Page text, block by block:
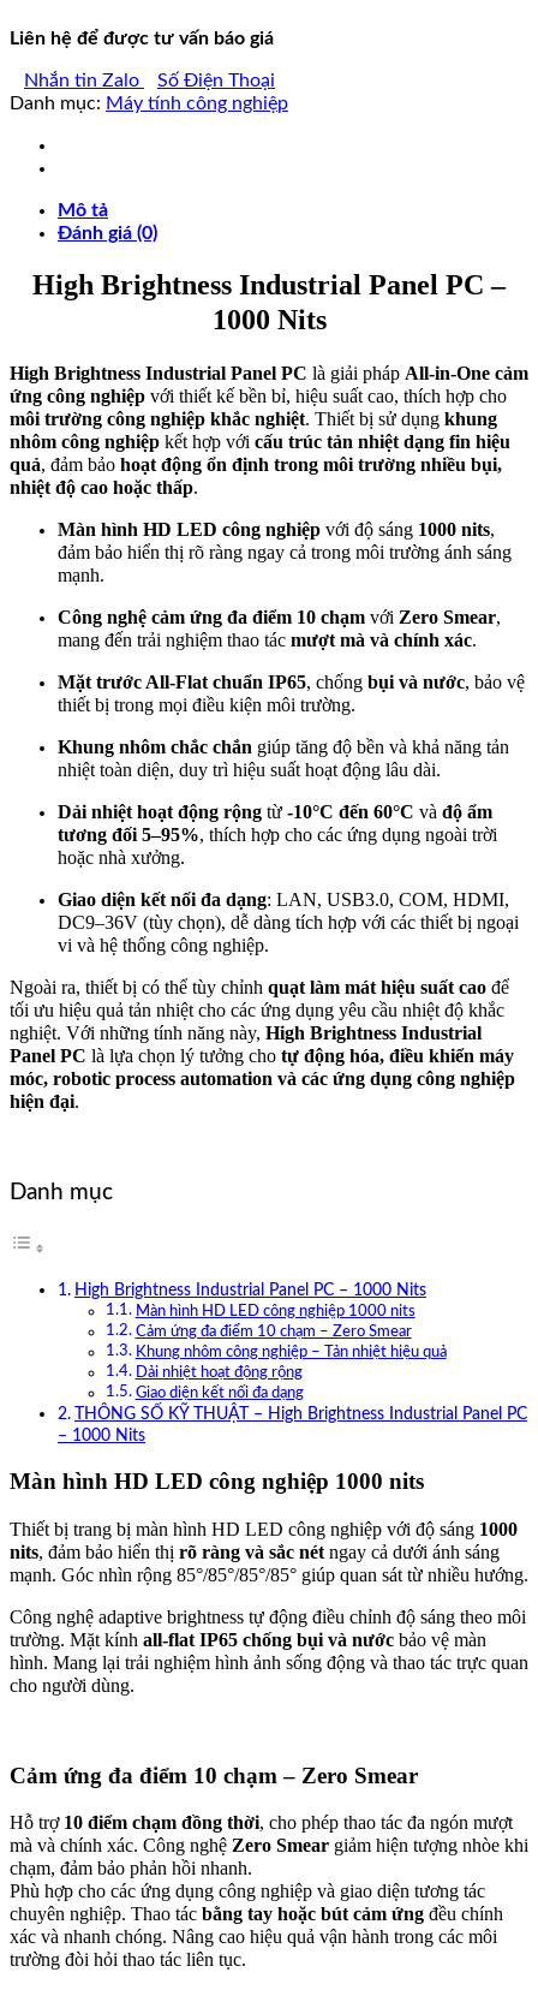
Liên hệ để được tư vấn báo giá
Nhắn tin Zalo
Số Điện Thoại
Danh mục: Máy tính công nghiệp
Mô tả
Đánh giá (0)
High Brightness Industrial Panel PC –
1000 Nits
High Brightness Industrial Panel PC là giải pháp All-in-One cảm
ứng công nghiệp với thiết kế bền bỉ, hiệu suất cao, thích hợp cho
môi trường công nghiệp khắc nghiệt. Thiết bị sử dụng khung
nhôm công nghiệp kết hợp với cấu trúc tản nhiệt dạng fin hiệu
quả, đảm bảo hoạt động ổn định trong môi trường nhiều bụi,
nhiệt độ cao hoặc thấp.
Màn hình HD LED công nghiệp với độ sáng 1000 nits,
đảm bảo hiển thị rõ ràng ngay cả trong môi trường ánh sáng
mạnh.
Công nghệ cảm ứng đa điểm 10 chạm với Zero Smear,
mang đến trải nghiệm thao tác mượt mà và chính xác.
Mặt trước All-Flat chuẩn IP65, chống bụi và nước, bảo vệ
thiết bị trong mọi điều kiện môi trường.
Khung nhôm chắc chắn giúp tăng độ bền và khả năng tản
nhiệt toàn diện, duy trì hiệu suất hoạt động lâu dài.
Dải nhiệt hoạt động rộng từ -10°C đến 60°C và độ ẩm
tương đối 5–95%, thích hợp cho các ứng dụng ngoài trời
hoặc nhà xưởng.
Giao diện kết nối đa dạng: LAN, USB3.0, COM, HDMI,
DC9–36V (tùy chọn), dễ dàng tích hợp với các thiết bị ngoại
vi và hệ thống công nghiệp.
Ngoài ra, thiết bị có thể tùy chỉnh quạt làm mát hiệu suất cao để
tối ưu hiệu quả tản nhiệt cho các ứng dụng yêu cầu nhiệt độ khắc
nghiệt. Với những tính năng này, High Brightness Industrial
Panel PC là lựa chọn lý tưởng cho tự động hóa, điều khiển máy
móc, robotic process automation và các ứng dụng công nghiệp
hiện đại.
Danh mục
High Brightness Industrial Panel PC – 1000 Nits
Màn hình HD LED công nghiệp 1000 nits
Cảm ứng đa điểm 10 chạm – Zero Smear
Khung nhôm công nghiệp – Tản nhiệt hiệu quả
Dải nhiệt hoạt động rộng
Giao diện kết nối đa dạng
THÔNG SỐ KỸ THUẬT – High Brightness Industrial Panel PC
– 1000 Nits
Màn hình HD LED công nghiệp 1000 nits
Thiết bị trang bị màn hình HD LED công nghiệp với độ sáng 1000
nits, đảm bảo hiển thị rõ ràng và sắc nét ngay cả dưới ánh sáng
mạnh. Góc nhìn rộng 85°/85°/85°/85° giúp quan sát từ nhiều hướng.
Công nghệ adaptive brightness tự động điều chỉnh độ sáng theo môi
trường. Mặt kính all-flat IP65 chống bụi và nước bảo vệ màn
hình. Mang lại trải nghiệm hình ảnh sống động và thao tác trực quan
cho người dùng.
Cảm ứng đa điểm 10 chạm – Zero Smear
Hỗ trợ 10 điểm chạm đồng thời, cho phép thao tác đa ngón mượt
mà và chính xác. Công nghệ Zero Smear giảm hiện tượng nhòe khi
chạm, đảm bảo phản hồi nhanh.
Phù hợp cho các ứng dụng công nghiệp và giao diện tương tác
chuyên nghiệp. Thao tác bằng tay hoặc bút cảm ứng đều chính
xác và nhanh chóng. Nâng cao hiệu quả vận hành trong các môi
trường đòi hỏi thao tác liên tục.